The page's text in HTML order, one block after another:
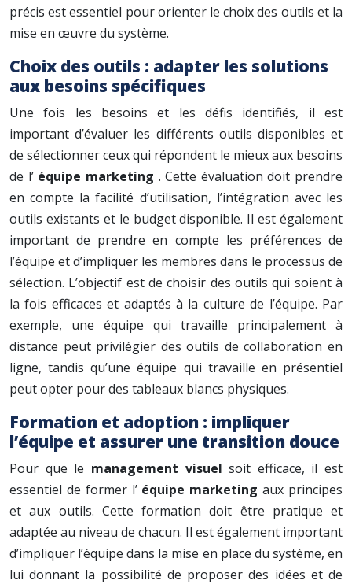
précis est essentiel pour orienter le choix des outils et la
mise en œuvre du système.
Choix des outils : adapter les solutions
aux besoins spécifiques
Une fois les besoins et les défis identifiés, il est
important d’évaluer les différents outils disponibles et
de sélectionner ceux qui répondent le mieux aux besoins
de l’ équipe marketing . Cette évaluation doit prendre
en compte la facilité d’utilisation, l’intégration avec les
outils existants et le budget disponible. Il est également
important de prendre en compte les préférences de
l’équipe et d’impliquer les membres dans le processus de
sélection. L’objectif est de choisir des outils qui soient à
la fois efficaces et adaptés à la culture de l’équipe. Par
exemple, une équipe qui travaille principalement à
distance peut privilégier des outils de collaboration en
ligne, tandis qu’une équipe qui travaille en présentiel
peut opter pour des tableaux blancs physiques.
Formation et adoption : impliquer
l’équipe et assurer une transition douce
Pour que le management visuelsoit efficace, il est
essentiel de former l’ équipe marketingaux principes
et aux outils. Cette formation doit être pratique et
adaptée au niveau de chacun. Il est également important
d’impliquer l’équipe dans la mise en place du système, en
lui donnant la possibilité de proposer des idées et de